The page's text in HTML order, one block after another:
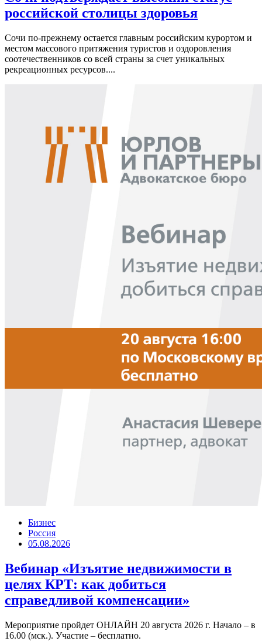
российской столицы здоровья
Сочи по-прежнему остается главным российским курортом и
местом массового притяжения туристов и оздоровления
соотечественников со всей страны за счет уникальных
рекреационных ресурсов....
Бизнес
Россия
05.08.2026
Вебинар «Изъятие недвижимости в
целях КРТ: как добиться
справедливой компенсации»
Мероприятие пройдет ОНЛАЙН 20 августа 2026 г. Начало – в
16.00 (мск.). Участие – бесплатно.